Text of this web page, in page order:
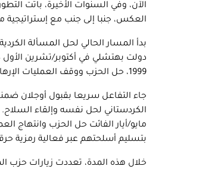
الآن، وفي السنوات الأخيرة، باتت
العكس، جنبا إلى جنب مع إستراتيجية
بدأ المسار الحالي لحل المسألة
1999، حل الحزب ووقف العمليات الإرهابية ضد تركيا.
جاء التفاعل سريعا بقبول أوجلان
الكردستاني لحل نفسه وإلقاء
مايو/أيار الفائت حل الحزب وانتهاج
بتسليم أسلحتهم عبر فعالية رمزية
خلال هذه المدة، تعددت زيارات حزب